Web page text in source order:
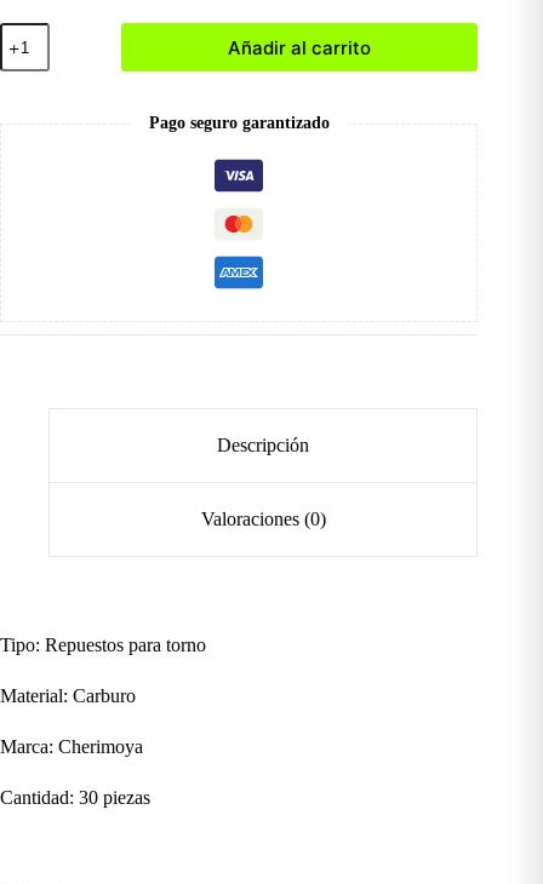
Set
de
Brocas
cantidad
Añadir al carrito
Pago seguro garantizado
Descripción
Valoraciones (0)
Tipo: Repuestos para torno
Material: Carburo
Marca: Cherimoya
Cantidad: 30 piezas